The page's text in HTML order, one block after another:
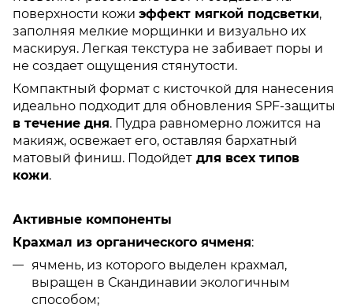
поверхности кожи эффект мягкой подсветки,
заполняя мелкие морщинки и визуально их
маскируя. Легкая текстура не забивает поры и
не создает ощущения стянутости.
Компактный формат с кисточкой для нанесения
идеально подходит для обновления SPF-защиты
в течение дня. Пудра равномерно ложится на
макияж, освежает его, оставляя бархатный
матовый финиш. Подойдет для всех типов
кожи.
Активные компоненты
Крахмал из органического ячменя:
ячмень, из которого выделен крахмал,
выращен в Скандинавии экологичным
способом;